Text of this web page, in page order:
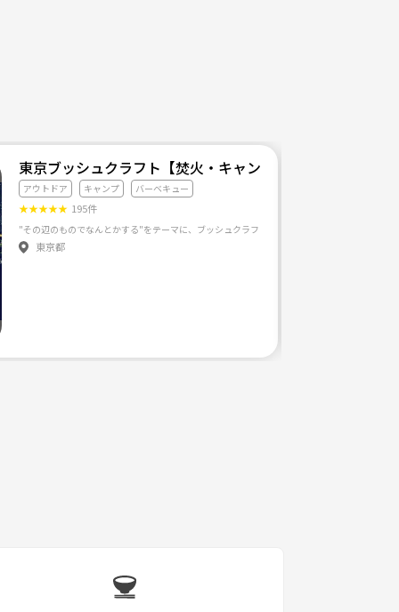
東京ブッシュクラフト【焚火・キャンプ・サバイバル】
アウトドア キャンプ バーベキュー
★★★★★ 195件
東京都